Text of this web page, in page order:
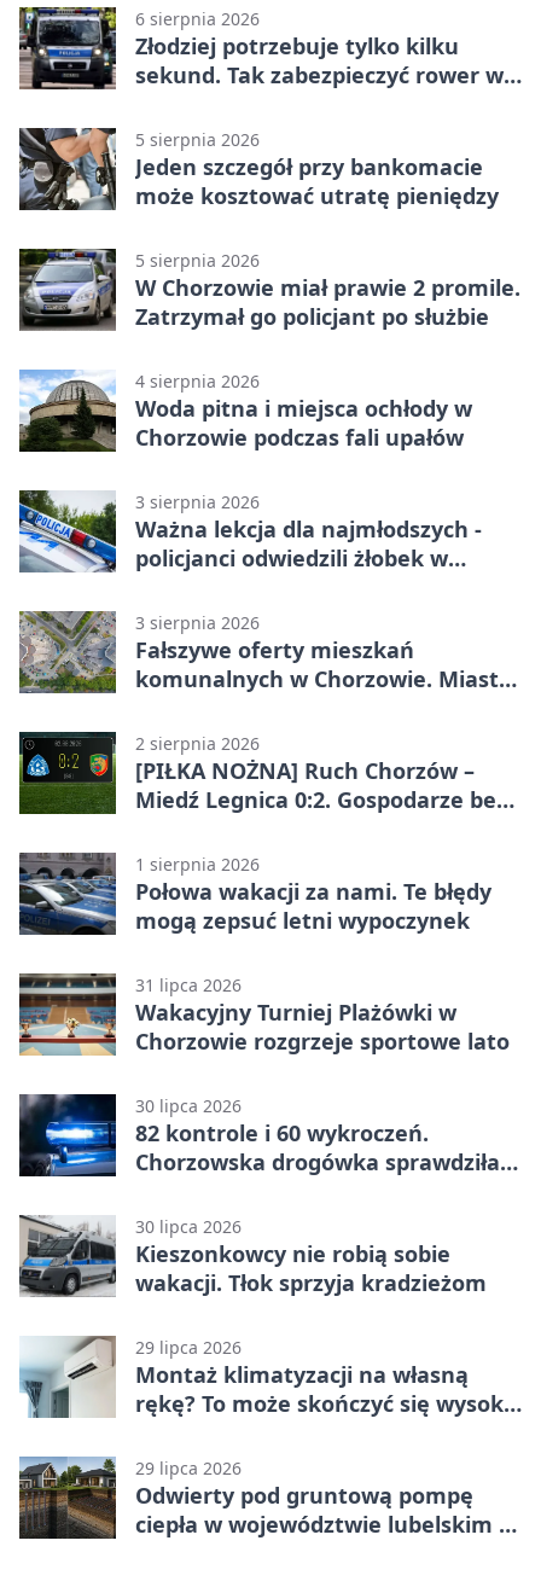
6 sierpnia 2026
Złodziej potrzebuje tylko kilku
sekund. Tak zabezpieczyć rower w
5 sierpnia 2026
Jeden szczegół przy bankomacie
może kosztować utratę pieniędzy
5 sierpnia 2026
W Chorzowie miał prawie 2 promile.
Zatrzymał go policjant po służbie
4 sierpnia 2026
Woda pitna i miejsca ochłody w
Chorzowie podczas fali upałów
3 sierpnia 2026
Ważna lekcja dla najmłodszych -
policjanci odwiedzili żłobek w
3 sierpnia 2026
Fałszywe oferty mieszkań
komunalnych w Chorzowie. Miasto
2 sierpnia 2026
[PIŁKA NOŻNA] Ruch Chorzów –
Miedź Legnica 0:2. Gospodarze bez
1 sierpnia 2026
Połowa wakacji za nami. Te błędy
mogą zepsuć letni wypoczynek
31 lipca 2026
Wakacyjny Turniej Plażówki w
Chorzowie rozgrzeje sportowe lato
30 lipca 2026
82 kontrole i 60 wykroczeń.
Chorzowska drogówka sprawdziła
30 lipca 2026
Kieszonkowcy nie robią sobie
wakacji. Tłok sprzyja kradzieżom
29 lipca 2026
Montaż klimatyzacji na własną
rękę? To może skończyć się wysoką
29 lipca 2026
Odwierty pod gruntową pompę
ciepła w województwie lubelskim -